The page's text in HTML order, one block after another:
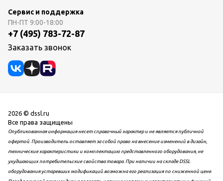
Сервис и поддержка
ПН-ПТ 9:00-18:00
+7 (495) 783-72-87
Заказать звонок
2026 © dssl.ru
Все права защищены
Опубликованная информация несет справочный характер и не является публичной
офертой. Производитель оставляет за собой право на внесение изменений в дизайн,
технические характеристики и комплектацию представленного оборудования, не
ухудшающих потребительские свойства товара. При наличии на складе DSSL
оборудования устаревших модификаций возможна его реализация по сниженной цене.